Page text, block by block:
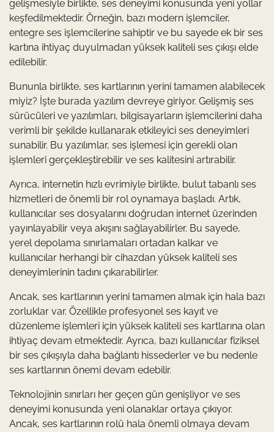
gelişmesiyle birlikte, ses deneyimi konusunda yeni yollar
keşfedilmektedir. Örneğin, bazı modern işlemciler,
entegre ses işlemcilerine sahiptir ve bu sayede ek bir ses
kartına ihtiyaç duyulmadan yüksek kaliteli ses çıkışı elde
edilebilir.
Bununla birlikte, ses kartlarının yerini tamamen alabilecek
miyiz? İşte burada yazılım devreye giriyor. Gelişmiş ses
sürücüleri ve yazılımları, bilgisayarların işlemcilerini daha
verimli bir şekilde kullanarak etkileyici ses deneyimleri
sunabilir. Bu yazılımlar, ses işlemesi için gerekli olan
işlemleri gerçekleştirebilir ve ses kalitesini artırabilir.
Ayrıca, internetin hızlı evrimiyle birlikte, bulut tabanlı ses
hizmetleri de önemli bir rol oynamaya başladı. Artık,
kullanıcılar ses dosyalarını doğrudan internet üzerinden
yayınlayabilir veya akışını sağlayabilirler. Bu sayede,
yerel depolama sınırlamaları ortadan kalkar ve
kullanıcılar herhangi bir cihazdan yüksek kaliteli ses
deneyimlerinin tadını çıkarabilirler.
Ancak, ses kartlarının yerini tamamen almak için hala bazı
zorluklar var. Özellikle profesyonel ses kayıt ve
düzenleme işlemleri için yüksek kaliteli ses kartlarına olan
ihtiyaç devam etmektedir. Ayrıca, bazı kullanıcılar fiziksel
bir ses çıkışıyla daha bağlantı hissederler ve bu nedenle
ses kartlarının önemi devam edebilir.
Teknolojinin sınırları her geçen gün genişliyor ve ses
deneyimi konusunda yeni olanaklar ortaya çıkıyor.
Ancak, ses kartlarının rolü hala önemli olmaya devam